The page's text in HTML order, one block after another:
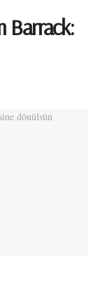
Barrack: